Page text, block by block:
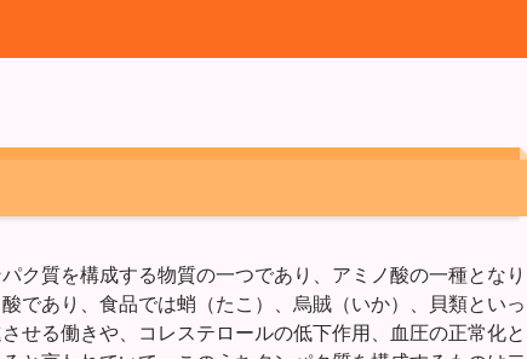
ク質を構成する物質の一つであり、アミノ酸の一種となり
であり、食品では蛸（たこ）、烏賊（いか）、貝類といっ
せる働きや、コレステロールの低下作用、血圧の正常化と